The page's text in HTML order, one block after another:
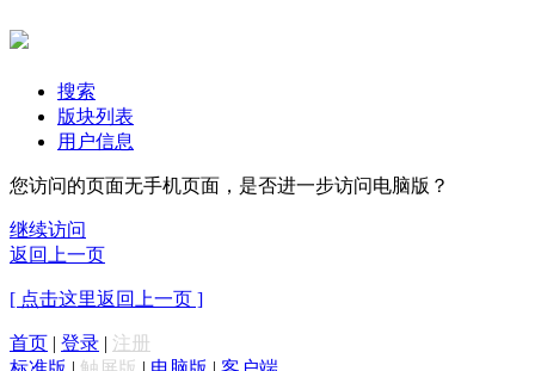
搜索
版块列表
用户信息
您访问的页面无手机页面，是否进一步访问电脑版？
继续访问
返回上一页
[ 点击这里返回上一页 ]
首页 | 登录 | 注册